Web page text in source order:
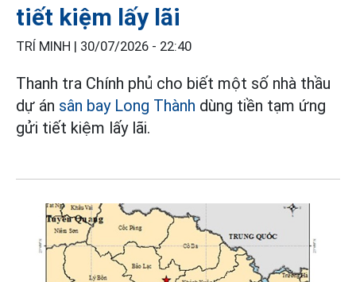
tiết kiệm lấy lãi
TRÍ MINH | 30/07/2026 - 22:40
Thanh tra Chính phủ cho biết một số nhà thầu
dự án sân bay Long Thành dùng tiền tạm ứng
gửi tiết kiệm lấy lãi.